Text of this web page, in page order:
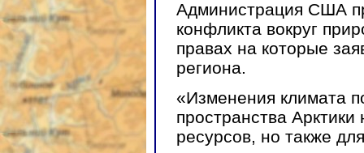
Администрация США
конфликта вокруг
правах на которые
региона.
«Изменения климата
пространства
ресурсов, но также